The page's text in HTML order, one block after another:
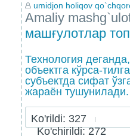
umidjon holiqov
Amaliy
машғулотлар
Технология
объектга кўрса-
субъектда сифат
жараён тушунилади.
Ko'rildi: 327
Ko'chirildi: 272